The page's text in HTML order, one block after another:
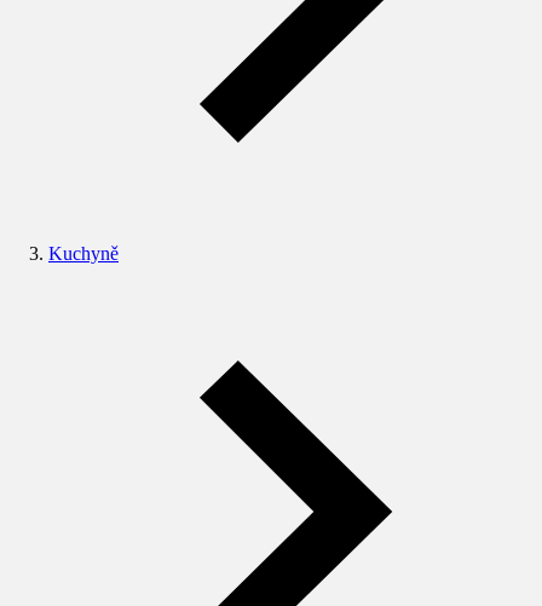
Kuchyně